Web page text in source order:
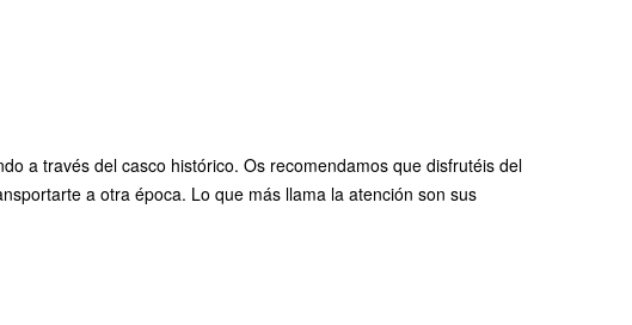
a través del casco histórico. Os recomendamos que disfrutéis del
a otra época. Lo que más llama la atención son sus